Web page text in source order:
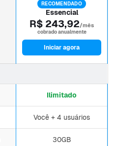
RECOMENDADO
Essencial
R$ 243,92/mês
cobrado anualmente
Iniciar agora
Ilimitado
Você + 4 usuários
30GB